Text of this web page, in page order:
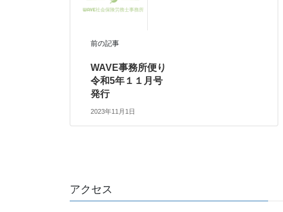
前の記事
WAVE事務所便り
令和5年１１月号
発行
2023年11月1日
アクセス